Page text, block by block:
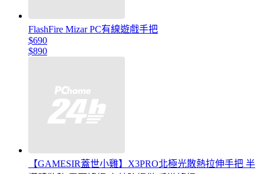
FlashFire Mizar PC有線遊戲手把
$690
$890
【GAMESIR蓋世小雞】X3PRO北極光散熱拉伸手把 半